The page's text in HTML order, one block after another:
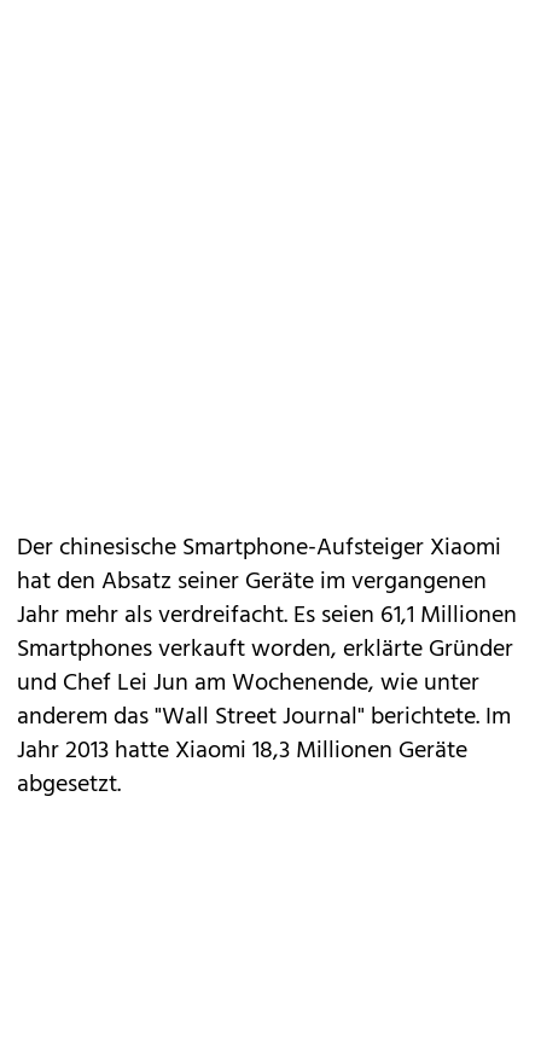
Der chinesische Smartphone-AufsteigerXiaomi
hat den Absatz seiner Geräte im vergangenen
Jahr mehr als verdreifacht. Es seien 61,1 Millionen
Smartphones verkauft worden, erklärte Gründer
und Chef Lei Jun am Wochenende, wie unter
anderem das "Wall Street Journal" berichtete. Im
Jahr 2013 hatte Xiaomi 18,3 Millionen Geräte
abgesetzt.